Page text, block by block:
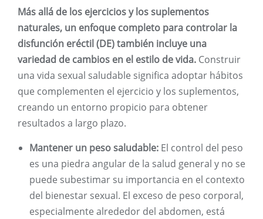
Más allá de los ejercicios y los suplementos
naturales, un enfoque completo para controlar la
disfunción eréctil (DE) también incluye una
variedad de cambios en el estilo de vida. Construir
una vida sexual saludable significa adoptar hábitos
que complementen el ejercicio y los suplementos,
creando un entorno propicio para obtener
resultados a largo plazo.
Mantener un peso saludable: El control del peso
es una piedra angular de la salud general y no se
puede subestimar su importancia en el contexto
del bienestar sexual. El exceso de peso corporal,
especialmente alrededor del abdomen, está